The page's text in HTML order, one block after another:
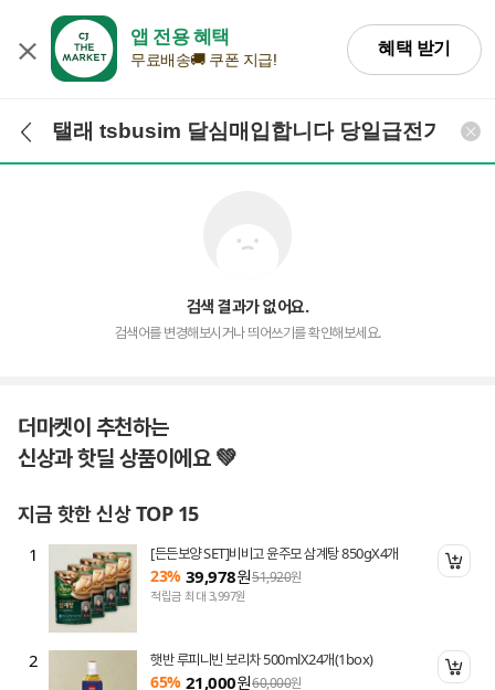
앱 전용 혜택
무료배송🚚 쿠폰 지급!
혜택 받기
검색어 입력 검
검색 결과가 없어요.
검색어를 변경해보시거나 띄어쓰기를 확인해보세요.
더마켓이 추천하는
신상과 핫딜 상품이에요 💚
지금 핫한 신상 TOP 15
담기
담기
1 [든든보양 SET]비비고 윤주모 삼계탕 850gX4개
23% 39,978원51,920원
적립금 최대 3,997원
2 햇반 루피니빈 보리차 500mlX24개(1box)
65% 21,000원60,000원